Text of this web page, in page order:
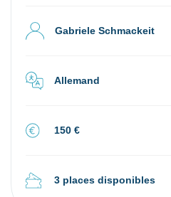
Gabriele Schmackeit
Allemand
150 €
3 places disponibles